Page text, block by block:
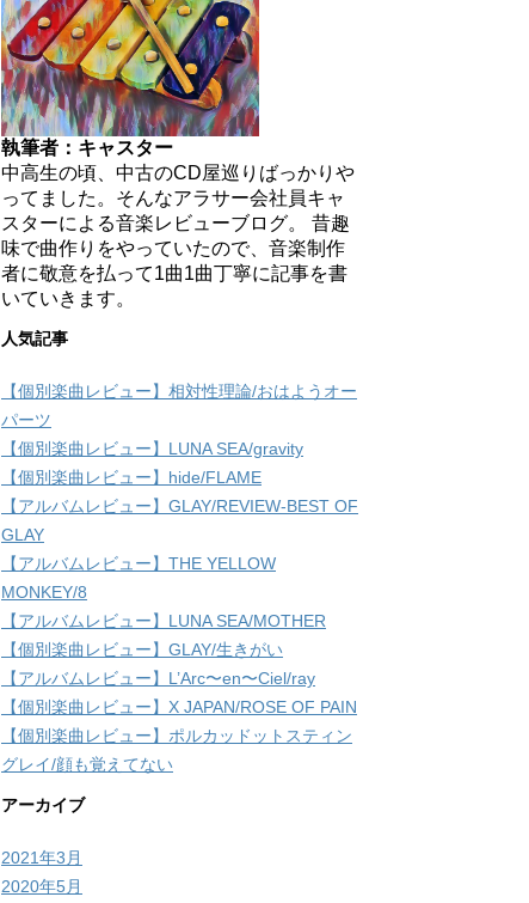
執筆者：キャスター
中高生の頃、中古のCD屋巡りばっかりや
ってました。そんなアラサー会社員キャ
スターによる音楽レビューブログ。 昔趣
味で曲作りをやっていたので、音楽制作
者に敬意を払って1曲1曲丁寧に記事を書
いていきます。
人気記事
【個別楽曲レビュー】相対性理論/おはようオー
パーツ
【個別楽曲レビュー】LUNA SEA/gravity
【個別楽曲レビュー】hide/FLAME
【アルバムレビュー】GLAY/REVIEW-BEST OF
GLAY
【アルバムレビュー】THE YELLOW
MONKEY/8
【アルバムレビュー】LUNA SEA/MOTHER
【個別楽曲レビュー】GLAY/生きがい
【アルバムレビュー】L’Arc〜en〜Ciel/ray
【個別楽曲レビュー】X JAPAN/ROSE OF PAIN
【個別楽曲レビュー】ポルカッドットスティン
グレイ/顔も覚えてない
アーカイブ
2021年3月
2020年5月